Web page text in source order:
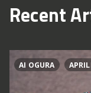
Recent
AI OGURA